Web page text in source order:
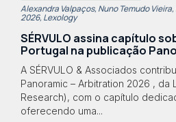
Alexandra Valpaços, Nuno Temudo
2026, Lexology
SÉRVULO assina capítulo
Portugal na publicação
A SÉRVULO & Associados
Panoramic – Arbitration 2026 , da
Research), com o capítulo
oferecendo uma...